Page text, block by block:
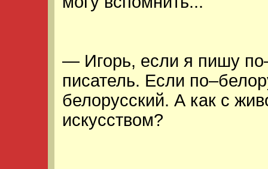
— Игорь, если я пишу
писатель. Если
белорусский. А как с
искусством?